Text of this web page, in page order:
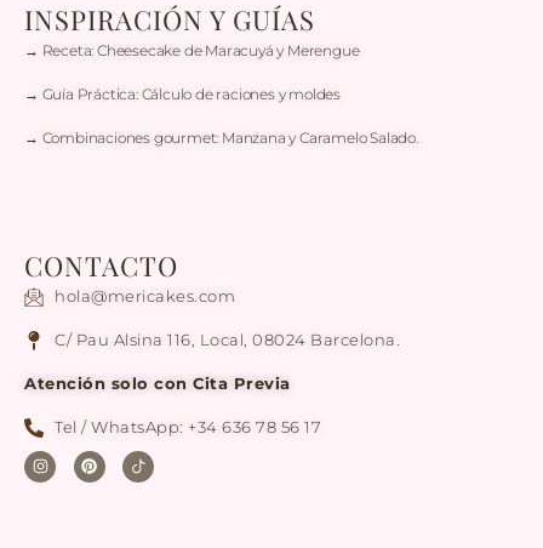
INSPIRACIÓN Y GUÍAS
→ Receta: Cheesecake de Maracuyá y Merengue
→ Guía Práctica: Cálculo de raciones y moldes
→ Combinaciones gourmet: Manzana y Caramelo Salado.
CONTACTO
hola@mericakes.com
C/ Pau Alsina 116, Local, 08024 Barcelona.
Atención solo con Cita Previa
Tel / WhatsApp: +34 636 78 56 17